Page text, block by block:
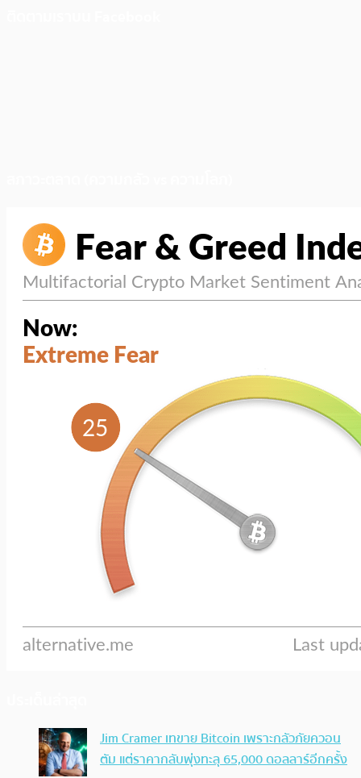
Jim Cramer เทขาย Bitcoin เพราะกลัวภัยควอน
ตัม แต่ราคากลับพุ่งทะลุ 65,000 ดอลลาร์อีกครั้ง